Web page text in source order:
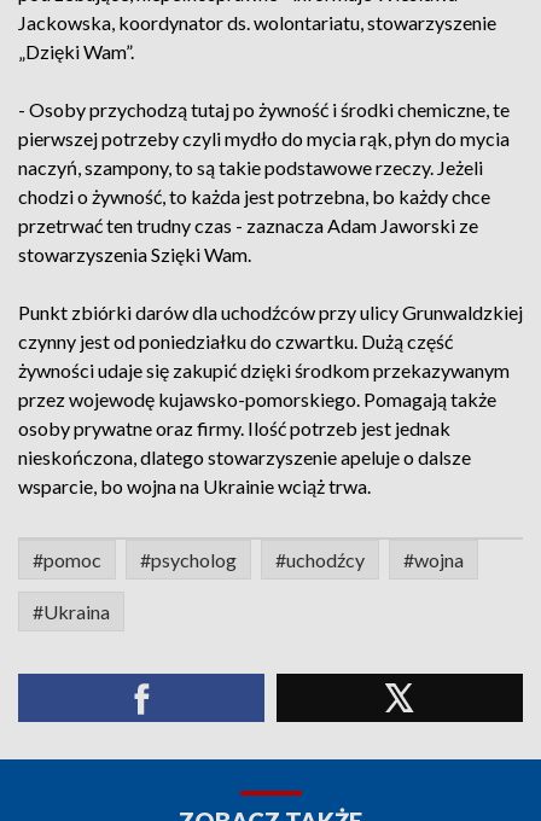
Jackowska, koordynator ds. wolontariatu, stowarzyszenie
„Dzięki Wam”.
- Osoby przychodzą tutaj po żywność i środki chemiczne, te
pierwszej potrzeby czyli mydło do mycia rąk, płyn do mycia
naczyń, szampony, to są takie podstawowe rzeczy. Jeżeli
chodzi o żywność, to każda jest potrzebna, bo każdy chce
przetrwać ten trudny czas - zaznacza Adam Jaworski ze
stowarzyszenia Szięki Wam.
Punkt zbiórki darów dla uchodźców przy ulicy Grunwaldzkiej
czynny jest od poniedziałku do czwartku. Dużą część
żywności udaje się zakupić dzięki środkom przekazywanym
przez wojewodę kujawsko-pomorskiego. Pomagają także
osoby prywatne oraz firmy. Ilość potrzeb jest jednak
nieskończona, dlatego stowarzyszenie apeluje o dalsze
wsparcie, bo wojna na Ukrainie wciąż trwa.
#pomoc #psycholog #uchodźcy #wojna
#Ukraina